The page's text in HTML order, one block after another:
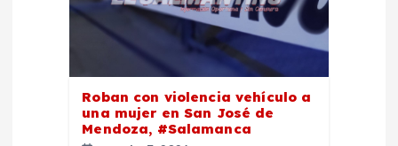
Roban con violencia vehículo a
una mujer en San José de
Mendoza, #Salamanca